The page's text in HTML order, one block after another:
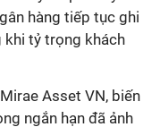
hàng tiếp tục ghi
khi tỷ trọng khách
Asset VN, biến
ngắn hạn đã ảnh